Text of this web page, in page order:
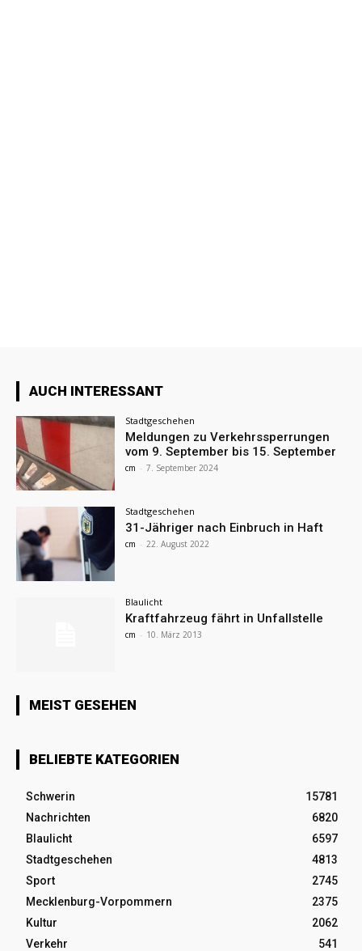
AUCH INTERESSANT
Stadtgeschehen
Meldungen zu Verkehrssperrungen
vom 9. September bis 15. September
cm - 7. September 2024
Stadtgeschehen
31-Jähriger nach Einbruch in Haft
cm - 22. August 2022
Blaulicht
Kraftfahrzeug fährt in Unfallstelle
cm - 10. März 2013
MEIST GESEHEN
BELIEBTE KATEGORIEN
Schwerin
15781
Nachrichten
6820
Blaulicht
6597
Stadtgeschehen
4813
Sport
2745
Mecklenburg-Vorpommern
2375
Kultur
2062
Verkehr
541